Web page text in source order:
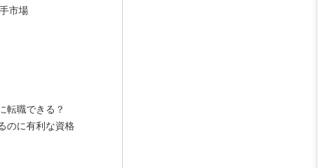
市場
転職できる？
のに有利な資格